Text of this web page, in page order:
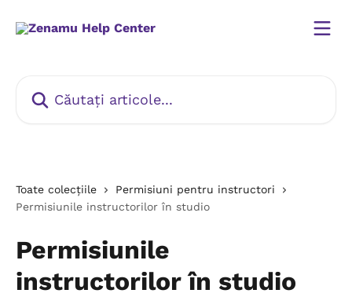
Toate colecțiile
Permisiuni pentru instructori
Permisiunile instructorilor în studio
Permisiunile
instructorilor în studio